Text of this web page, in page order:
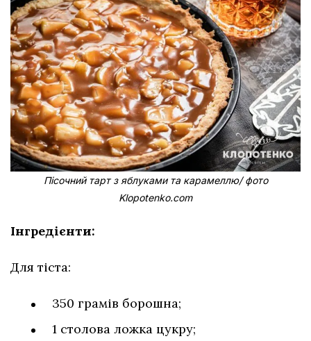
Пісочний тарт з яблуками та карамеллю/ фото
Klopotenko.com
Інгредієнти:
Для тіста:
350 грамів борошна;
1 столова ложка цукру;